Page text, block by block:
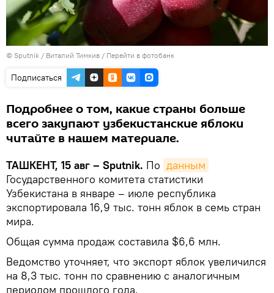
© Sputnik / Виталий Тимкив / Перейти в фотобанк
Подписаться
Подробнее о том, какие страны больше
всего закупают узбекистанские яблоки
читайте в нашем материале.
ТАШКЕНТ, 15 авг – Sputnik. По данным
Государственного комитета статистики
Узбекистана в январе – июле республика
экспортировала 16,9 тыс. тонн яблок в семь стран
мира.
Общая сумма продаж составила $6,6 млн.
Ведомство уточняет, что экспорт яблок увеличился
на 8,3 тыс. тонн по сравнению с аналогичным
периодом прошлого года.